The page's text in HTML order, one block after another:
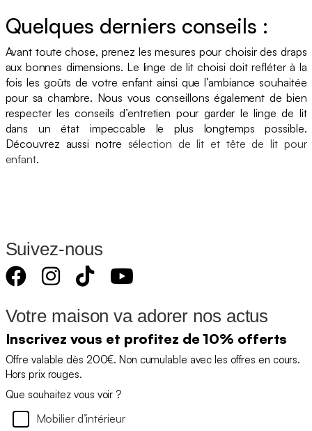
Quelques derniers conseils :
Avant toute chose, prenez les mesures pour choisir des draps
aux bonnes dimensions. Le linge de lit choisi doit refléter à la
fois les goûts de votre enfant ainsi que l’ambiance souhaitée
pour sa chambre. Nous vous conseillons également de bien
respecter les conseils d’entretien pour garder le linge de lit
dans un état impeccable le plus longtemps possible.
Découvrez aussi notre sélection de lit et tête de lit pour
enfant.
Suivez-nous
Votre maison va adorer nos actus
Inscrivez vous et profitez de 10% offerts
Offre valable dès 200€. Non cumulable avec les offres en cours.
Hors prix rouges.
Que souhaitez vous voir ?
Mobilier d’intérieur